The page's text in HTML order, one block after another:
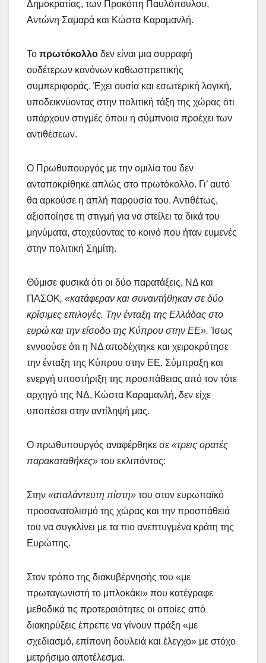
Δημοκρατίας, των Προκόπη Παυλόπουλου,
Αντώνη Σαμαρά και Κώστα Καραμανλή.
Το πρωτόκολλο δεν είναι μια συρραφή
ουδέτερων κανόνων καθωσπρεπικής
συμπεριφοράς. Έχει ουσία και εσωτερική λογική,
υποδεικνύοντας στην πολιτική τάξη της χώρας ότι
υπάρχουν στιγμές όπου η σύμπνοια προέχει των
αντιθέσεων.
Ο Πρωθυπουργός με την ομιλία του δεν
ανταποκρίθηκε απλώς στο πρωτόκολλο. Γι’ αυτό
θα αρκούσε η απλή παρουσία του. Αντιθέτως,
αξιοποίησε τη στιγμή για να στείλει τα δικά του
μηνύματα, στοχεύοντας το κοινό που ήταν ευμενές
στην πολιτική Σημίτη.
Θύμισε φυσικά ότι οι δύο παρατάξεις, ΝΔ και
ΠΑΣΟΚ, «κατάφεραν και συναντήθηκαν σε δύο
κρίσιμες επιλογές. Την ένταξη της Ελλάδας στο
ευρώ και την είσοδο της Κύπρου στην ΕΕ». Ίσως
εννοούσε ότι η ΝΔ αποδέχτηκε και χειροκρότησε
την ένταξη της Κύπρου στην ΕΕ. Σύμπραξη και
ενεργή υποστήριξη της προσπάθειας από τον τότε
αρχηγό της ΝΔ, Κώστα Καραμανλή, δεν είχε
υποπέσει στην αντίληψή μας.
Ο πρωθυπουργός αναφέρθηκε σε «τρεις ορατές
παρακαταθήκες» του εκλιπόντος:
Στην «αταλάντευτη πίστη» του στον ευρωπαϊκό
προσανατολισμό της χώρας και την προσπάθειά
του να συγκλίνει με τα πιο ανεπτυγμένα κράτη της
Ευρώπης.
Στον τρόπο της διακυβέρνησής του «με
πρωταγωνιστή το μπλοκάκι» που κατέγραφε
μεθοδικά τις προτεραιότητες οι οποίες από
διακηρύξεις έπρεπε να γίνουν πράξη «με
σχεδιασμό, επίπονη δουλειά και έλεγχο» με στόχο
μετρήσιμο αποτέλεσμα.